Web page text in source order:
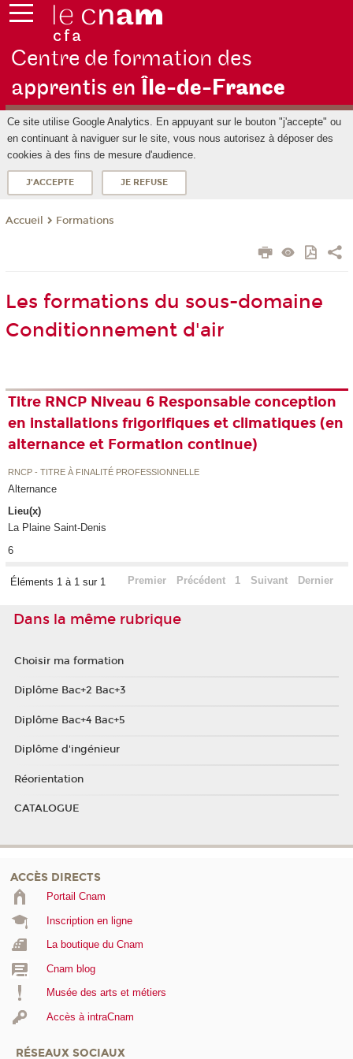
Centre de formation des
apprentis en Île-de-France
Ce site utilise Google Analytics. En appuyant sur le bouton "j'accepte" ou
en continuant à naviguer sur le site, vous nous autorisez à déposer des
cookies à des fins de mesure d'audience.
J'ACCEPTE JE REFUSE
Accueil Formations
Les formations du sous-domaine
Conditionnement d'air
Titre RNCP Niveau 6 Responsable conception
en installations frigorifiques et climatiques (en
alternance et Formation continue)
RNCP - TITRE À FINALITÉ PROFESSIONNELLE
Alternance
Lieu(x)
La Plaine Saint-Denis
6
Éléments 1 à 1 sur 1 Premier Précédent 1 Suivant Dernier
Dans la même rubrique
Choisir ma formation
Diplôme Bac+2 Bac+3
Diplôme Bac+4 Bac+5
Diplôme d'ingénieur
Réorientation
CATALOGUE
ACCÈS DIRECTS
Portail Cnam
Inscription en ligne
La boutique du Cnam
Cnam blog
Musée des arts et métiers
Accès à intraCnam
RÉSEAUX SOCIAUX